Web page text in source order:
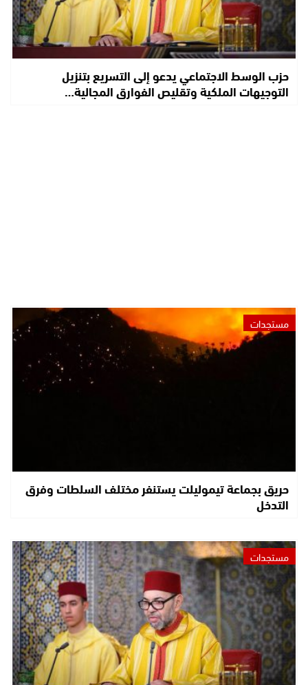
حزب الوسط الاجتماعي يدعو إلى التسريع بتنزيل
التوجيهات الملكية وتقليص الفوارق المجالية…
مستجدات
حريق بجماعة تيموليلت يستنفر مختلف السلطات وفرق
التدخل
مستجدات